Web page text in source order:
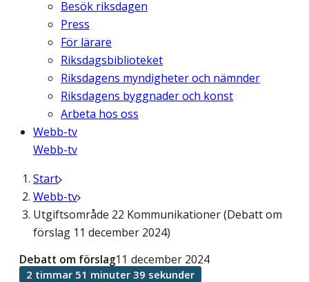
Besök riksdagen
Press
För lärare
Riksdagsbiblioteket
Riksdagens myndigheter och nämnder
Riksdagens byggnader och konst
Arbeta hos oss
Webb-tv
Webb-tv
Start
Webb-tv
Utgiftsområde 22 Kommunikationer (Debatt om
förslag 11 december 2024)
Debatt om förslag11 december 2024
2 timmar 51 minuter 39 sekunder